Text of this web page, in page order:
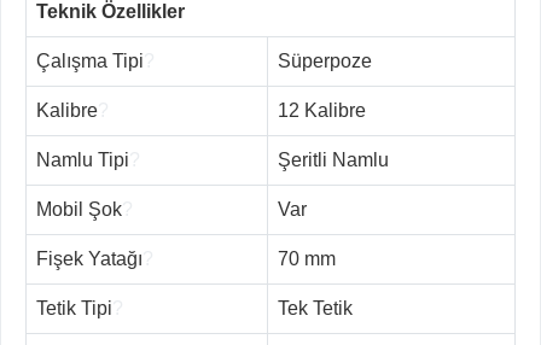
Teknik Özellikler
Çalışma Tipi Süperpoze
Kalibre 12 Kalibre
Namlu Tipi Şeritli Namlu
Mobil Şok Var
Fişek Yatağı 70 mm
Tetik Tipi Tek Tetik